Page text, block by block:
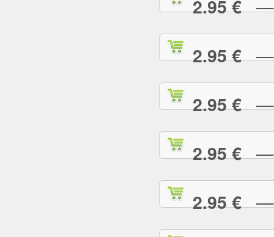
2.95 €—
2.95 €—
2.95 €—
2.95 €—
2.95 €—